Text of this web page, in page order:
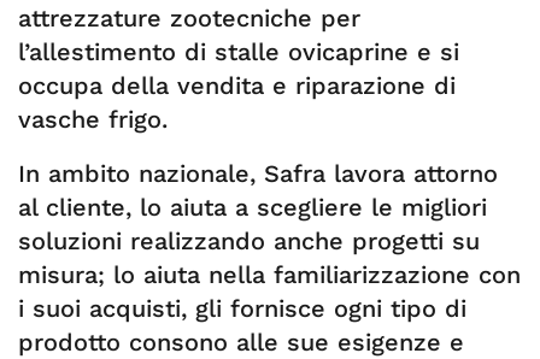
attrezzature zootecniche per
l’allestimento di stalle ovicaprine e si
occupa della vendita e riparazione di
vasche frigo.
In ambito nazionale, Safra lavora attorno
al cliente, lo aiuta a scegliere le migliori
soluzioni realizzando anche progetti su
misura; lo aiuta nella familiarizzazione con
i suoi acquisti, gli fornisce ogni tipo di
prodotto consono alle sue esigenze e